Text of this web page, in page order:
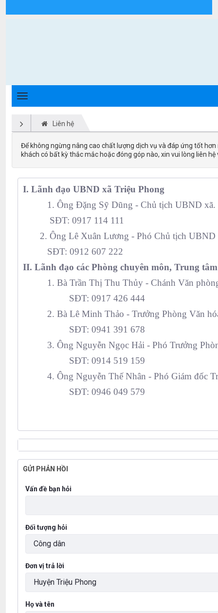
Liên hệ
Để không ngừng nâng cao chất lượng dịch vụ và đáp ứng tốt
khách có bất kỳ thắc mắc hoặc đóng góp nào, xin vui lòng liên
I. Lãnh đạo UBND xã Triệu Phong
1. Ông Đặng Sỹ Dũng - Chủ tịch UBND xã.
SĐT: 0917 114 111
2. Ông Lê Xuân Lương - Phó Chủ tịch
SĐT: 0912 607 222
II. Lãnh đạo các Phòng chuyên môn, Trung
1. Bà Trần Thị Thu Thủy - Chánh Văn
SĐT: 0917 426 444
2. Bà Lê Minh Thảo - Trưởng Phòng Văn
SĐT: 0941 391 678
3. Ông Nguyễn Ngọc Hải - Phó Trưởng
SĐT: 0914 519 159
4. Ông Nguyễn Thế Nhân - Phó Giám đốc
SĐT: 0946 049 579
GỬI PHẢN HỒI
Vấn đề bạn hỏi
Đối tượng hỏi
Đơn vị trả lời
Họ và tên